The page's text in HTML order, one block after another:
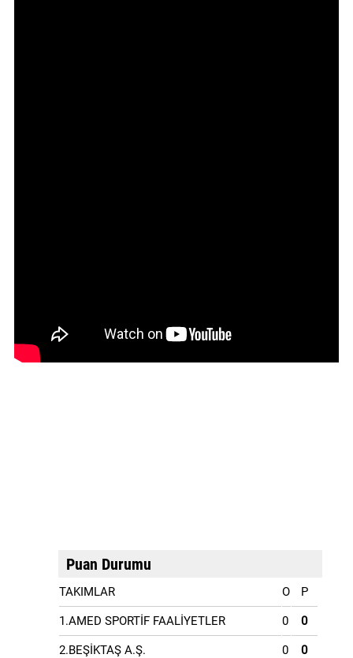
Puan Durumu
TAKIMLAR O P
1.AMED SPORTİF FAALİYETLER 0 0
2.BEŞİKTAŞ A.Ş. 0 0